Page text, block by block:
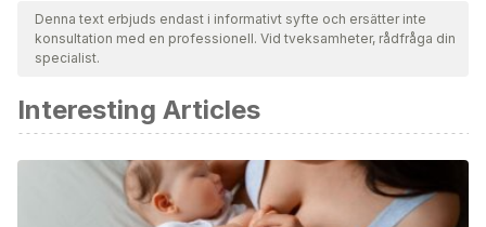
Denna text erbjuds endast i informativt syfte och ersätter inte
konsultation med en professionell. Vid tveksamheter, rådfråga din
specialist.
Interesting Articles